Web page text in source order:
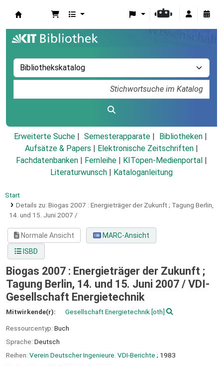
Erweiterte Suche Semesterapparate
Bibliotheken
Aufsätze & Papers
Elektronische Zeitschriften
Fachdatenbanken
Fernleihe KITopen-Medienportal
Literaturwunsch
Kataloganleitung
Start
Details zu: Biogas 2007 : Energieträger der Zukunft ; Tagung Berlin,
14. und 15. Juni 2007 /
Normale Ansicht
MARC-Ansicht
ISBD
Biogas 2007 : Energieträger der Zukunft ;
Tagung Berlin, 14. und 15. Juni 2007 / VDI-
Gesellschaft Energietechnik
Mitwirkende(r): Gesellschaft Energietechnik [oth]
Ressourcentyp: Buch
Sprache: Deutsch
Reihen: Verein Deutscher Ingenieure. VDI-Berichte ; 1983